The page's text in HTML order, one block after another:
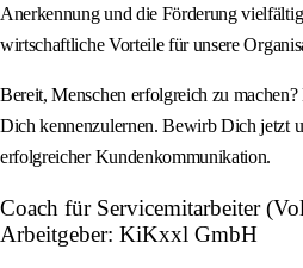
Anerkennung und die Förderung
wirtschaftliche Vorteile für unsere
Bereit, Menschen erfolgreich zu
Dich kennenzulernen. Bewirb Dich jetzt
erfolgreicher Kundenkommunikation.
Coach für Servicemitarbeiter
Arbeitgeber: KiKxxl GmbH